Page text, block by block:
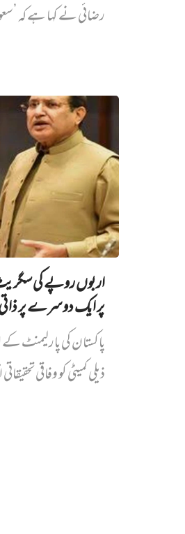
رضائی نے کہا ہے کہ
اربوں روپے کی
پر ایک دوسرے پر
پاکستان کی پارلیمنٹ
ذیلی کمیٹی کو وفاقی